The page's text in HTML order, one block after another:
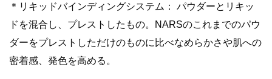
＊リキッドバインディングシステム： パウダーとリキッ
ドを混合し、プレストしたもの。NARSのこれまでのパウ
ダーをプレストしただけのものに比べなめらかさや肌への
密着感、発色を高める。